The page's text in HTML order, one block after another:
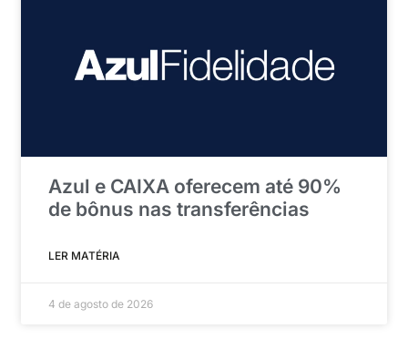
Azul e CAIXA oferecem até 90%
de bônus nas transferências
LER MATÉRIA
4 de agosto de 2026